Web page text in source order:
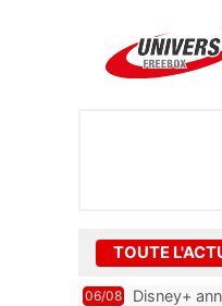
TOUTE
06/08 Disney+